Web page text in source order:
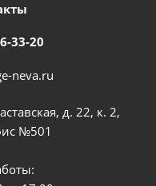
33-20
neva.ru
д. 22, к. 2,
№501